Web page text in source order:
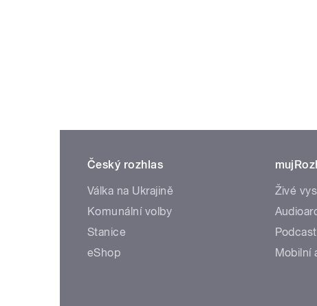
Český rozhlas
Válka na Ukrajině
Komunální volby
Stanice
eShop
Živé
Mobilní